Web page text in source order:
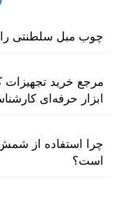
چوب مبل سلطنتی را
مرجع خرید تجهیزات
ابزار حرفه‌ای
چرا استفاده از شمش
است؟